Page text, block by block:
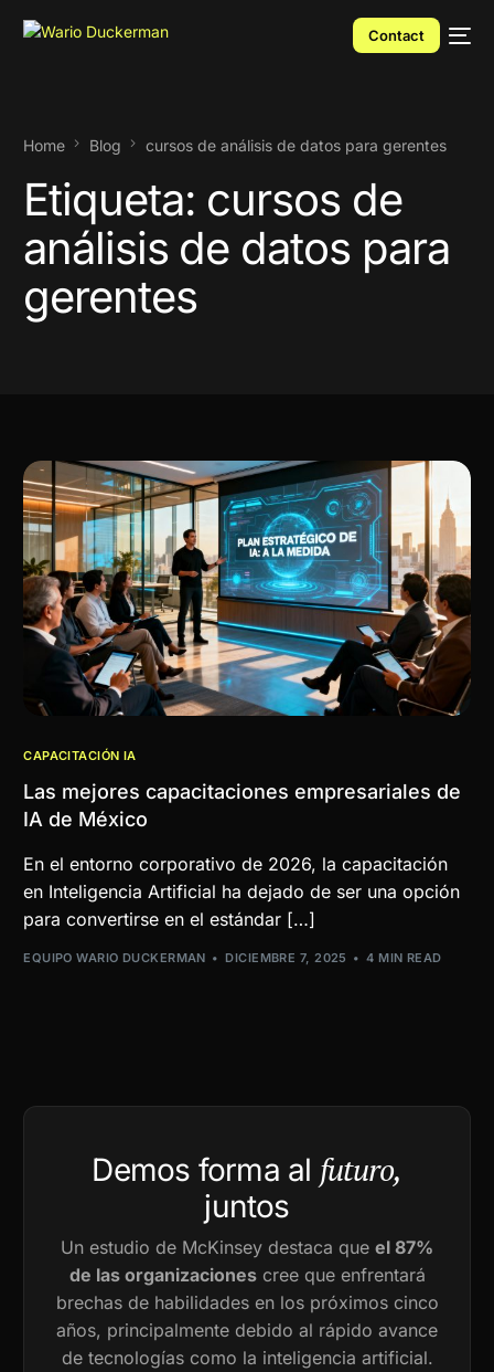
Contact
Home Blog cursos de análisis de datos para gerentes
Etiqueta: cursos de
análisis de datos para
gerentes
CAPACITACIÓN IA
Las mejores capacitaciones empresariales de
IA de México
En el entorno corporativo de 2026, la capacitación
en Inteligencia Artificial ha dejado de ser una opción
para convertirse en el estándar […]
EQUIPO WARIO DUCKERMAN DICIEMBRE 7, 2025 4 MIN READ
Demos forma al futuro,
juntos
Un estudio de McKinsey destaca que el 87%
de las organizacionescree que enfrentará
brechas de habilidades en los próximos cinco
años, principalmente debido al rápido avance
de tecnologías como la inteligencia artificial.